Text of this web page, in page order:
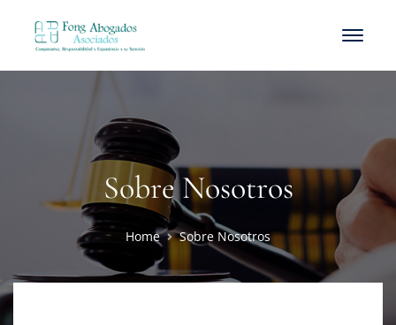
Sobre Nosotros
Home Sobre Nosotros